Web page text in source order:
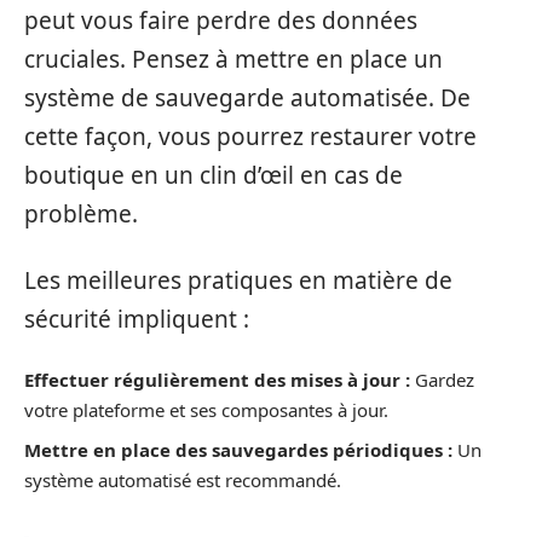
peut vous faire perdre des données
cruciales. Pensez à mettre en place un
système de sauvegarde automatisée. De
cette façon, vous pourrez restaurer votre
boutique en un clin d’œil en cas de
problème.
Les meilleures pratiques en matière de
sécurité impliquent :
Effectuer régulièrement des mises à jour : Gardez
votre plateforme et ses composantes à jour.
Mettre en place des sauvegardes périodiques : Un
système automatisé est recommandé.